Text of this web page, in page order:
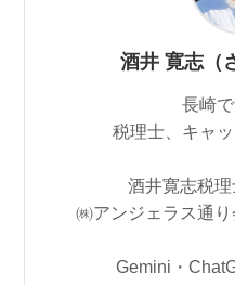
酒井 寛志（
長崎
税理士、キャ
酒井寛志税
㈱アンジェラス通
Gemini・